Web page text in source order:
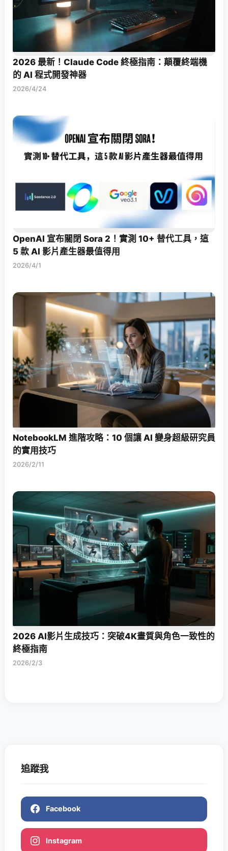
2026 最新！Claude Code 終極指南：顛覆終端機
的 AI 程式開發神器
2026/4/24
OpenAI 宣布關閉 Sora 2！實測 10+ 替代工具，這
5 款 AI 影片產生器最值得用
2026/4/1
NotebookLM 進階攻略：10 個讓 AI 變身超級研究員
的實用技巧
2026/2/11
2026 AI影片生成技巧：突破4K畫質與角色一致性的
終極指南
2026/2/3
追蹤我
Facebook
Instagram